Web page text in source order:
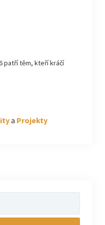
patří těm, kteří kráčí
a Projekty